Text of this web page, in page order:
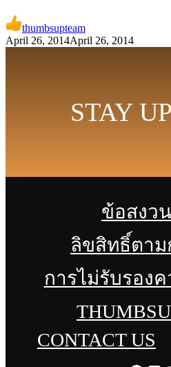
thumbsupteam
April 26, 2014April 26, 2014
STAY
ข้อสงว
ลิขสิทธิ์ตา
การไม่รับรอง
CONTACT US